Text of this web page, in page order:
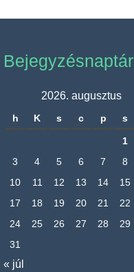
Bejegyzésnaptár
2026. augusztus
h K s c p s
1
3
4 5 6 7 8
10
11 12 13 14 15
17
18 19 20 21 22
24
25 26 27 28 29
31
« júl